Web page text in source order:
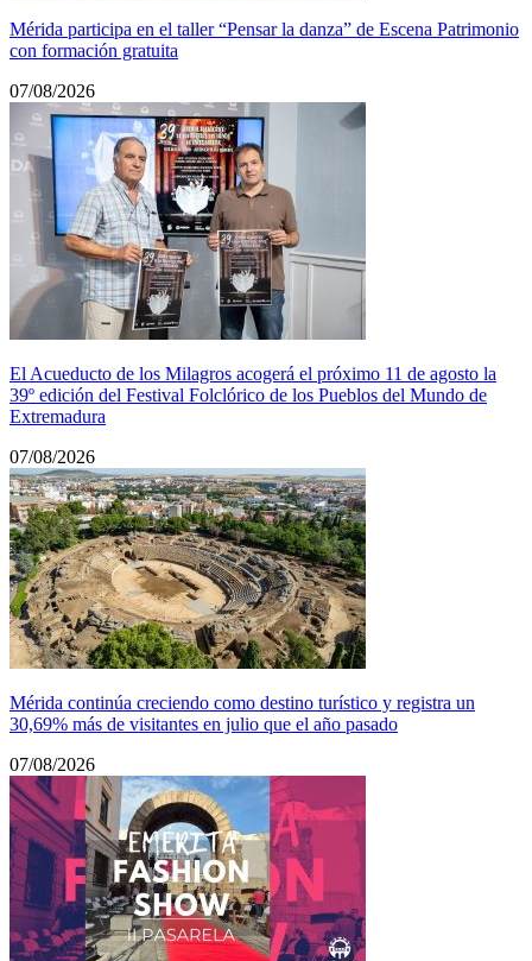
Mérida participa en el taller “Pensar la danza” de Escena Patrimonio
con formación gratuita
07/08/2026
El Acueducto de los Milagros acogerá el próximo 11 de agosto la
39º edición del Festival Folclórico de los Pueblos del Mundo de
Extremadura
07/08/2026
Mérida continúa creciendo como destino turístico y registra un
30,69% más de visitantes en julio que el año pasado
07/08/2026